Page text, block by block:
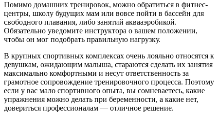
Помимо домашних тренировок, можно обратиться в фитнес-
центры, школу будущих мам или вовсе пойти в бассейн для
свободного плавания, либо занятий аквааэробикой.
Обязательно уведомите инструктора о вашем положении,
чтобы он мог подобрать правильную нагрузку.
В крупных спортивных комплексах очень лояльно относятся к
девушкам, ожидающим малыша, стараются сделать их занятия
максимально комфортными и несут ответственность за
грамотное сопровождение тренировочного процесса. Поэтому
если у вас мало спортивного опыта, вы сомневаетесь, какие
упражнения можно делать при беременности, а какие нет,
довериться профессионалам — отличное решение.